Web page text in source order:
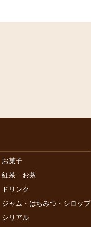
お菓子
紅茶・お茶
ドリンク
ジャム・はちみつ・シロップ
シリアル